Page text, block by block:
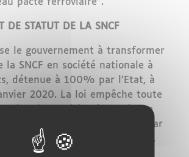
DE STATUT DE LA SNCF
le gouvernement à transformer
la SNCF en société nationale à
détenue à 100% par l’Etat, à
2020. La loi empêche toute
de participation puisque
capitaux devra être détenue par
cas d’augmentation du capital.